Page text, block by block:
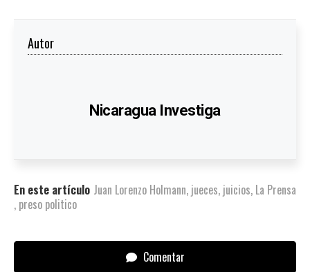
Autor
Nicaragua Investiga
En este artículo Juan Lorenzo Holmann, jueces, juicios, La Prensa
, preso politico
Comentar